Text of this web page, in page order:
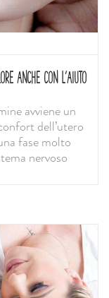
ANCHE CON L'AIUTO
avviene un
dell’utero
fase molto
nervoso